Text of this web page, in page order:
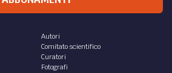
Autori
Comitato scientifico
Curatori
Fotografi